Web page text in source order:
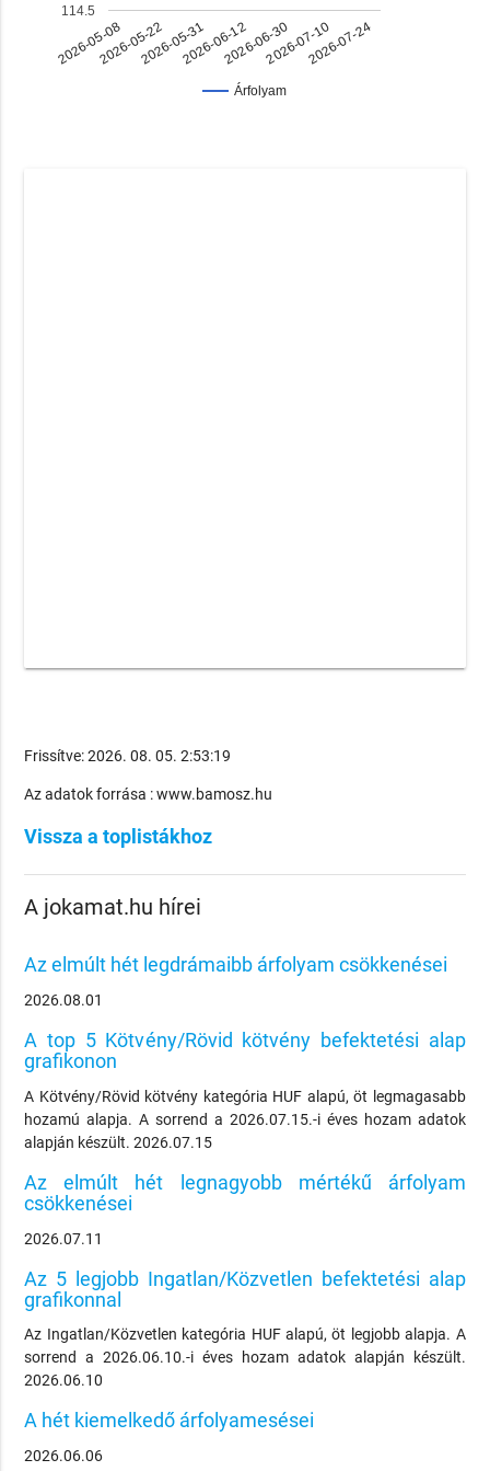
Árfolyam
2026-05-082026-05-222026-05-312026-06-122026-06-302026-07-102026-07-24
114.5
Frissítve: 2026. 08. 05. 2:53:19
Az adatok forrása : www.bamosz.hu
Vissza a toplistákhoz
A jokamat.hu hírei
Az elmúlt hét legdrámaibb árfolyam csökkenései
2026.08.01
A top 5 Kötvény/Rövid kötvény befektetési alap
grafikonon
A Kötvény/Rövid kötvény kategória HUF alapú, öt legmagasabb
hozamú alapja. A sorrend a 2026.07.15.-i éves hozam adatok
alapján készült. 2026.07.15
Az elmúlt hét legnagyobb mértékű árfolyam
csökkenései
2026.07.11
Az 5 legjobb Ingatlan/Közvetlen befektetési alap
grafikonnal
Az Ingatlan/Közvetlen kategória HUF alapú, öt legjobb alapja. A
sorrend a 2026.06.10.-i éves hozam adatok alapján készült.
2026.06.10
A hét kiemelkedő árfolyamesései
2026.06.06